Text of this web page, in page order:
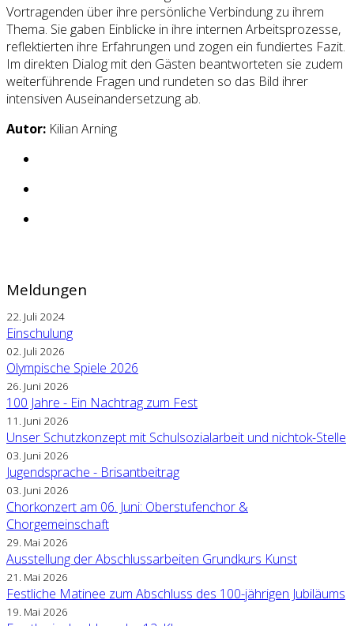
Vortragenden über ihre persönliche Verbindung zu ihrem
Thema. Sie gaben Einblicke in ihre internen Arbeitsprozesse,
reflektierten ihre Erfahrungen und zogen ein fundiertes Fazit.
Im direkten Dialog mit den Gästen beantworteten sie zudem
weiterführende Fragen und rundeten so das Bild ihrer
intensiven Auseinandersetzung ab.
Autor: Kilian Arning
Meldungen
22. Juli 2024
Einschulung
02. Juli 2026
Olympische Spiele 2026
26. Juni 2026
100 Jahre - Ein Nachtrag zum Fest
11. Juni 2026
Unser Schutzkonzept mit Schulsozialarbeit und nichtok-Stelle
03. Juni 2026
Jugendsprache - Brisantbeitrag
03. Juni 2026
Chorkonzert am 06. Juni: Oberstufenchor &
Chorgemeinschaft
29. Mai 2026
Ausstellung der Abschlussarbeiten Grundkurs Kunst
21. Mai 2026
Festliche Matinee zum Abschluss des 100-jährigen Jubiläums
19. Mai 2026